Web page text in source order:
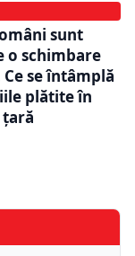
sunt
o schimbare
se întâmplă
plătite în
țară